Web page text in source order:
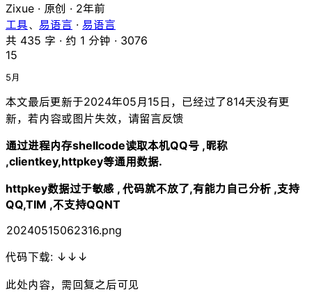
Zixue · 原创 · 2年前
工具、 易语言 · 易语言
共 435 字 · 约 1 分钟 · 3076
15
5月
本文最后更新于2024年05月15日，已经过了814天没有更
新，若内容或图片失效，请留言反馈
通过进程内存shellcode读取本机QQ号 ,昵称
,clientkey,httpkey等通用数据.
httpkey数据过于敏感 , 代码就不放了,有能力自己分析 ,支持
QQ,TIM ,不支持QQNT
20240515062316.png
代码下载: ↓↓↓
此处内容，需回复之后可见